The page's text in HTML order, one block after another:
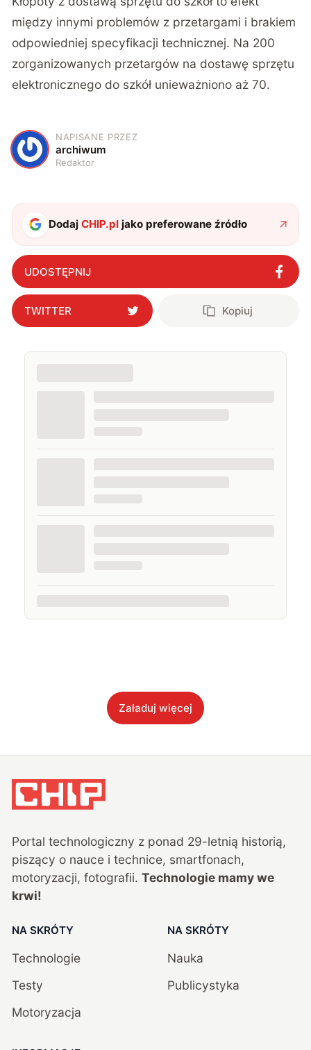
między innymi problemów z przetargami i brakiem
odpowiedniej specyfikacji technicznej. Na 200
zorganizowanych przetargów na dostawę sprzętu
elektronicznego do szkół unieważniono aż 70.
A
NAPISANE PRZEZ
archiwum
Redaktor
DodajCHIP.pl jako preferowane źródło
UDOSTĘPNIJ
TWITTER Kopiuj
Załaduj więcej
Portal technologiczny z ponad 29-letnią historią,
piszący o nauce i technice, smartfonach,
motoryzacji, fotografii. Technologie mamy we
krwi!
NA SKRÓTY
Technologie
Testy
Motoryzacja
NA SKRÓTY
Nauka
Publicystyka